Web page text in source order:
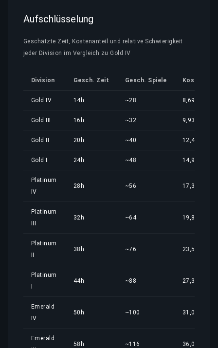
Aufschlüsselung
Geschätzte Zeit, Kostenanteil und relative Schwierigkeit
jeder Division im Vergleich zu Gold IV
Division Gesch. Zeit Gesch. Spiele
Gold IV 14h ~28 8,69 €
Gold III 16h ~32 9,93 €
Gold II 20h ~40 12,42 €
Gold I 24h ~48 14,90 €
Platinum
IV
28h ~56 17,38 €
Platinum
32h ~64 19,86 €
Platinum
38h ~76 23,59 €
Platinum
44h ~88 27,31 €
Emerald
IV
50h ~100 31,04 €
Emerald
58h ~116 36,00 €